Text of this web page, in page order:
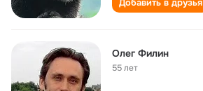
Добавить в друзья
Олег Филин
55 лет